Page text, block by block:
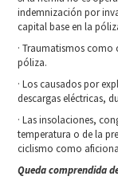
indemnización por
capital base en la
· Traumatismos
póliza.
· Los causados por
descargas eléctricas,
· Las insolaciones,
temperatura o de la
ciclismo como
Queda comprendida